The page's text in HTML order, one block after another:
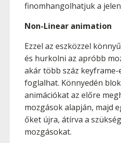
finomhangolhatjuk a
Non-Linear animation
Ezzel az eszközzel
és hurkolni az apróbb
akár több száz keyframe-
foglalhat. Könnyedén
animációkat az előre
mozgások alapján, majd
őket újra, átírva a
mozgásokat.